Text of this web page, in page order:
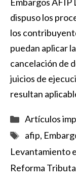
dispuso los
los
puedan aplicar
cancelación de
juicios de
resultan
Categorías
Artículos
Etiquetas
afip,
Levantamiento
Reforma